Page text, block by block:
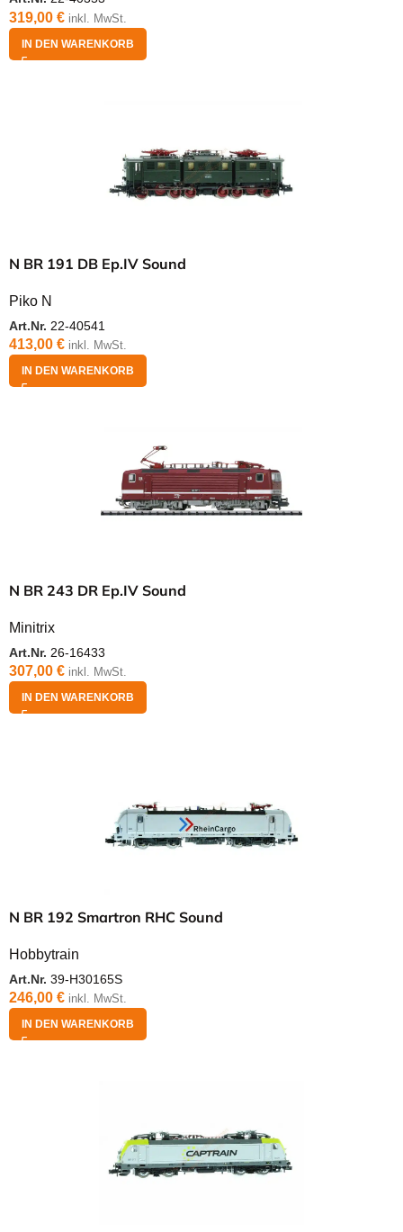
319,00 € inkl. MwSt.
IN DEN WARENKORB
N BR 191 DB Ep.IV Sound
Piko N
Art.Nr. 22-40541
413,00 € inkl. MwSt.
IN DEN WARENKORB
N BR 243 DR Ep.IV Sound
Minitrix
Art.Nr. 26-16433
307,00 € inkl. MwSt.
IN DEN WARENKORB
N BR 192 Smartron RHC Sound
Hobbytrain
Art.Nr. 39-H30165S
246,00 € inkl. MwSt.
IN DEN WARENKORB